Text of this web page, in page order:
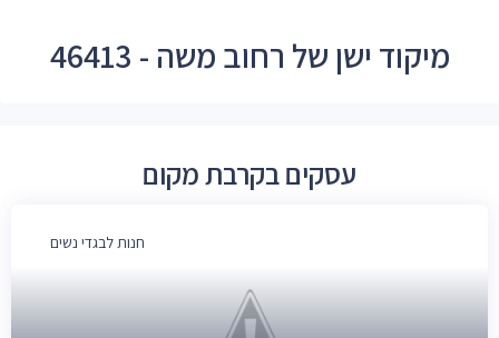
מיקוד ישן של רחוב משה - 46413
עסקים בקרבת מקום
חנות לבגדי נשים